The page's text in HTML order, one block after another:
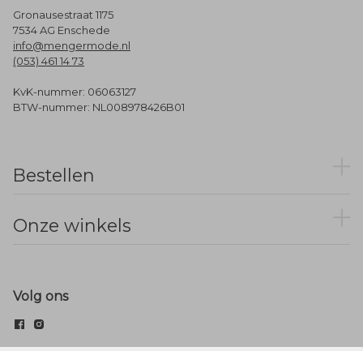
Gronausestraat 1175
7534 AG Enschede
info@mengermode.nl
(053) 461 14 73
KvK-nummer: 06063127
BTW-nummer: NL008978426B01
Bestellen
Onze winkels
Volg ons